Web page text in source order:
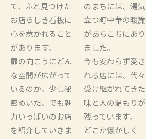
て、ふと見つけた
お店らしき看板に
心を惹かれること
があります。
扉の向こうにどん
な空間が広がって
いるのか。少し秘
密めいた、でも魅
力いっぱいのお店
を紹介していきま
のまちには、湯気
立つ町中華の暖簾
があちこちにあり
ました。
今も変わらず愛さ
れる店には、代々
受け継がれてきた
味と人の温もりが
残っています。
どこか懐かしく